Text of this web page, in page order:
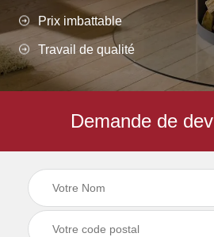
Prix imbattable
Travail de qualité
Demande de